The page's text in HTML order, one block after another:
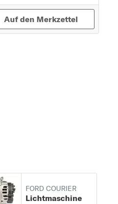
Auf den Merkzettel
FORD COURIER
Lichtmaschine